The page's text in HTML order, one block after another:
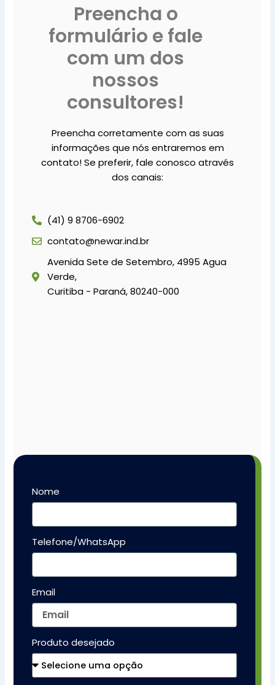
Preencha o
formulário e fale
com um dos
nossos
consultores!
Preencha corretamente com as suas
informações que nós entraremos em
contato! Se preferir, fale conosco através
dos canais:
(41) 9 8706-6902
contato@newar.ind.br
Avenida Sete de Setembro, 4995 Agua
Verde,
Curitiba - Paraná, 80240-000
Nome
Telefone/WhatsApp
Email
Produto desejado